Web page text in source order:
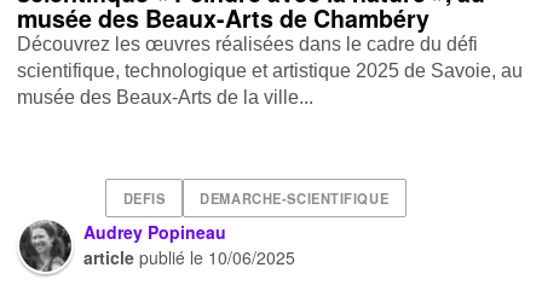
musée des Beaux-Arts de Chambéry
Découvrez les œuvres réalisées dans le cadre du défi
scientifique, technologique et artistique 2025 de Savoie, au
musée des Beaux-Arts de la ville...
DEFIS DEMARCHE-SCIENTIFIQUE
Audrey Popineau
article publié le 10/06/2025